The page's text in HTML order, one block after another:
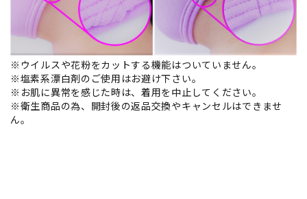
※ウイルスや花粉をカットする機能はついていません。
※塩素系漂白剤のご使用はお避け下さい。
※お肌に異常を感じた時は、着用を中止してください。
※衛生商品の為、開封後の返品交換やキャンセルはできませ
ん。